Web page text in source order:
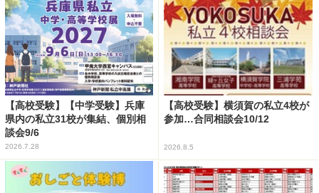
【高校受験】【中学受験】兵庫
県内の私立31校が集結、個別相
談会9/6
2026.7.28
【高校受験】横須賀の私立4校が
参加…合同相談会10/12
2026.8.5